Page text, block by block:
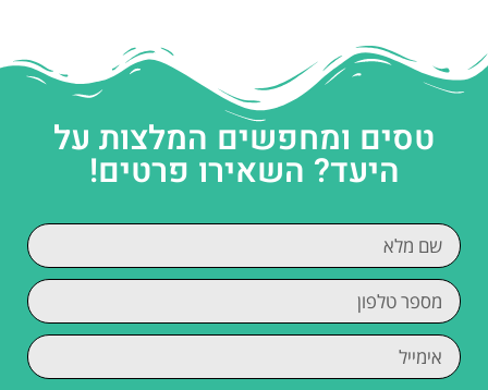
טסים ומחפשים המלצות על
היעד? השאירו פרטים!